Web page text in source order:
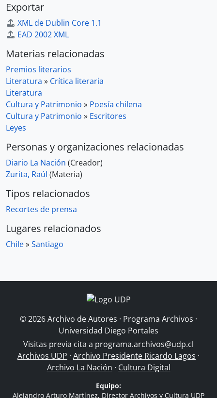
Exportar
XML de Dublin Core 1.1
EAD 2002 XML
Materias relacionadas
Premios literarios
Literatura » Crítica literaria
Literatura
Cultura y Patrimonio » Poesía chilena
Cultura y Patrimonio » Escritores
Leyes
Personas y organizaciones relacionadas
Diario La Nación (Creador)
Zurita, Raúl (Materia)
Tipos relacionados
Recortes de prensa
Lugares relacionados
Chile»Santiago
© 2026 Archivo de Autores · Programa Archivos ·
Universidad Diego Portales
Visitas previa cita a programa.archivos@udp.cl
Archivos UDP · Archivo Presidente Ricardo Lagos ·
Archivo La Nación · Cultura Digital
Equipo:
Alejandro Arturo Martínez, Director Archivos y Cultura UDP